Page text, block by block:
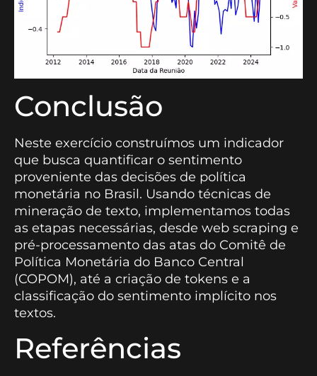
Conclusão
Neste exercício construímos um indicador
que busca quantificar o sentimento
proveniente das decisões de política
monetária no Brasil. Usando técnicas de
mineração de texto, implementamos todas
as etapas necessárias, desde web scraping e
pré-processamento das atas do Comitê de
Política Monetária do Banco Central
(COPOM), até a criação de tokens e a
classificação do sentimento implícito nos
textos.
Referências